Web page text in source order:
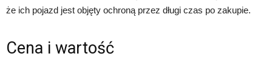
że ich pojazd jest objęty ochroną przez długi czas po zakupie.
Cena i wartość